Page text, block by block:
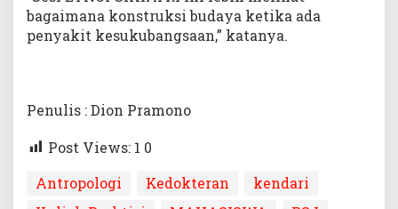
bagaimana konstruksi budaya ketika ada
penyakit kesukubangsaan,” katanya.
Penulis : Dion Pramono
Post Views: 1 0
Antropologi
Kedokteran
kendari